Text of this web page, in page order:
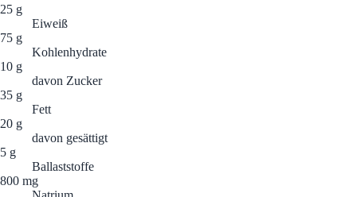
25 g
Eiweiß
75 g
Kohlenhydrate
10 g
davon Zucker
35 g
Fett
20 g
davon gesättigt
5 g
Ballaststoffe
800 mg